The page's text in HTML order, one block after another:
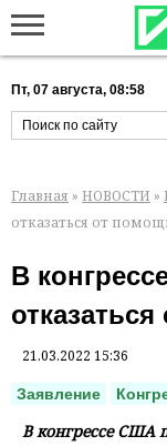
Пт, 07 августа, 08:58
Главная » НОВОСТИ »
отказаться от
В
21.03.2022 15:36
Заявление
В конгрессе США